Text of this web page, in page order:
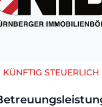
KÜNFTIG STEUERLICH